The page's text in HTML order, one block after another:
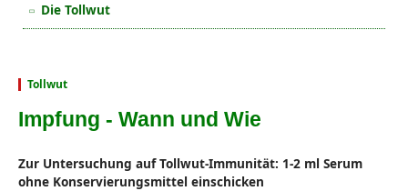
Die Tollwut
Tollwut
Impfung - Wann und Wie
Zur Untersuchung auf Tollwut-Immunität: 1-2 ml Serum
ohne Konservierungsmittel einschicken